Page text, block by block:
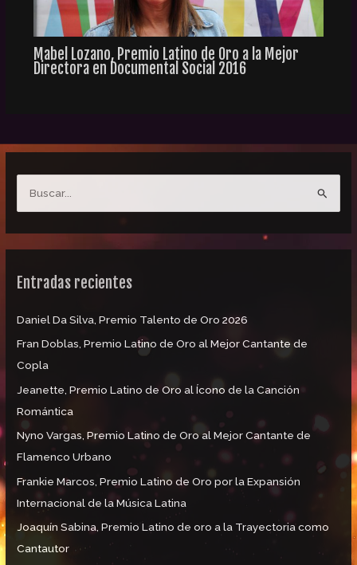
Mabel Lozano, Premio Latino de Oro a la Mejor
Directora en Documental Social 2016
a
p
o
r
:
Entradas recientes
Daniel Da Silva, Premio Talento de Oro 2026
Fran Doblas, Premio Latino de Oro al Mejor Cantante de
Copla
Jeanette, Premio Latino de Oro al Ícono de la Canción
Romántica
Nyno Vargas, Premio Latino de Oro al Mejor Cantante de
Flamenco Urbano
Frankie Marcos, Premio Latino de Oro por la Expansión
Internacional de la Música Latina
Joaquín Sabina, Premio Latino de oro a la Trayectoria como
Cantautor